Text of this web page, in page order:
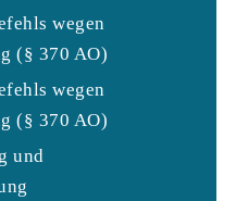
wegen
(§ 370 AO)
wegen
(§ 370 AO)
und